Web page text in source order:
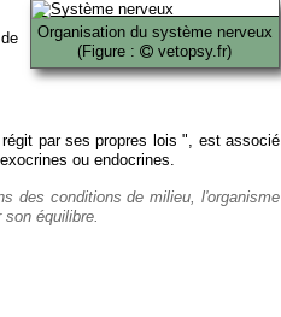
Organisation du système nerveux
(Figure :
vetopsy.fr)
par ses propres lois ", est associé
ou endocrines.
des conditions de milieu, l'organisme
équilibre.